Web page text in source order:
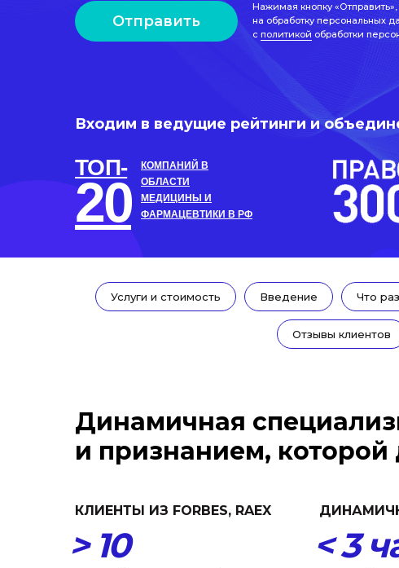
Отправить
Нажимая кнопку
на обработку персональных
с политикой обработки
Входим в ведущие рейтинги и
КОМПАНИЙ В
ОБЛАСТИ
МЕДИЦИНЫ И
ФАРМАЦЕВТИКИ В РФ
ТОП-
20
Услуги и стоимость Введение Что
Отзывы клиентов
Динамичная
и признанием,
< 3
КЛИЕНТЫ ИЗ FORBES, RAEX
> 10